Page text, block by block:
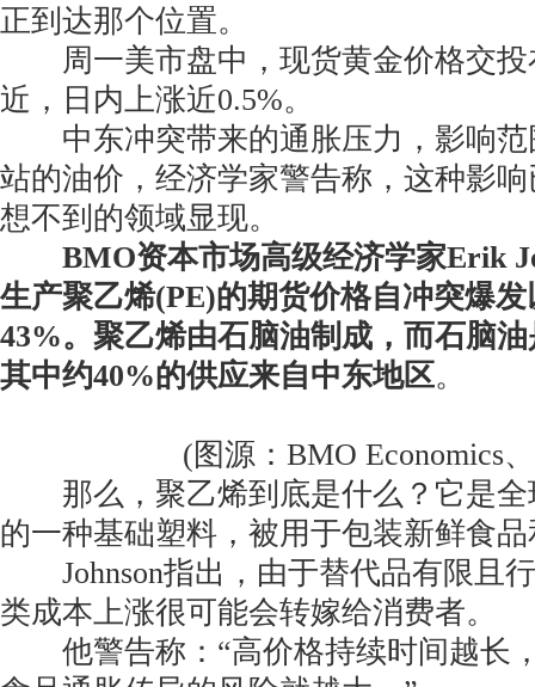
正到达那个位置。
周一美市盘中，现货黄金价格交投
近，日内上涨近0.5%。
中东冲突带来的通胀压力，影响范
站的油价，经济学家警告称，这种影
想不到的领域显现。
BMO资本市场高级经济学家Erik
生产聚乙烯(PE)的期货价格自冲突爆
43%。聚乙烯由石脑油制成，而石脑
其中约40%的供应来自中东地区。
(图源：BMO Economics
那么，聚乙烯到底是什么？它是全
的一种基础塑料，被用于包装新鲜食
Johnson指出，由于替代品有限且
类成本上涨很可能会转嫁给消费者。
他警告称：“高价格持续时间越长